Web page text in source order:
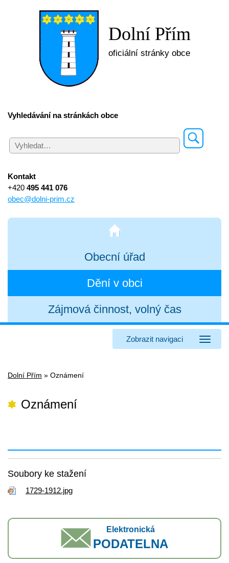
Dolní Přím
oficiální stránky obce
Vyhledávání na stránkách obce
Kontakt
+420 495 441 076
obec@dolni-prim.cz
Obecní úřad
Dění v obci
Zájmová činnost, volný čas
Zobrazit navigaci
Dolní Přím » Oznámení
Oznámení
Soubory ke stažení
1729-1912.jpg
Elektronická
PODATELNA